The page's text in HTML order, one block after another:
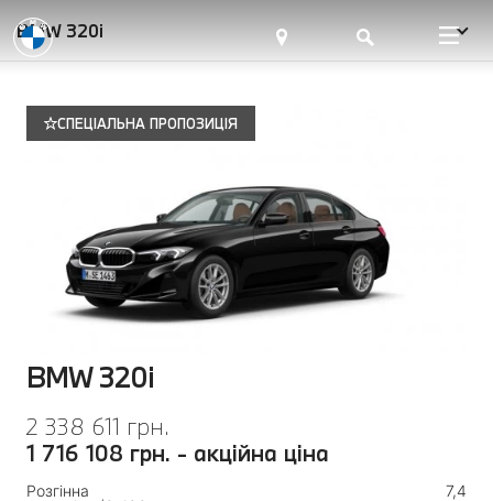
BMW 320i
СПЕЦІАЛЬНА ПРОПОЗИЦІЯ
BMW 320i
2 338 611 грн.
1 716 108 грн. - акційна ціна
Розгінна
7,4